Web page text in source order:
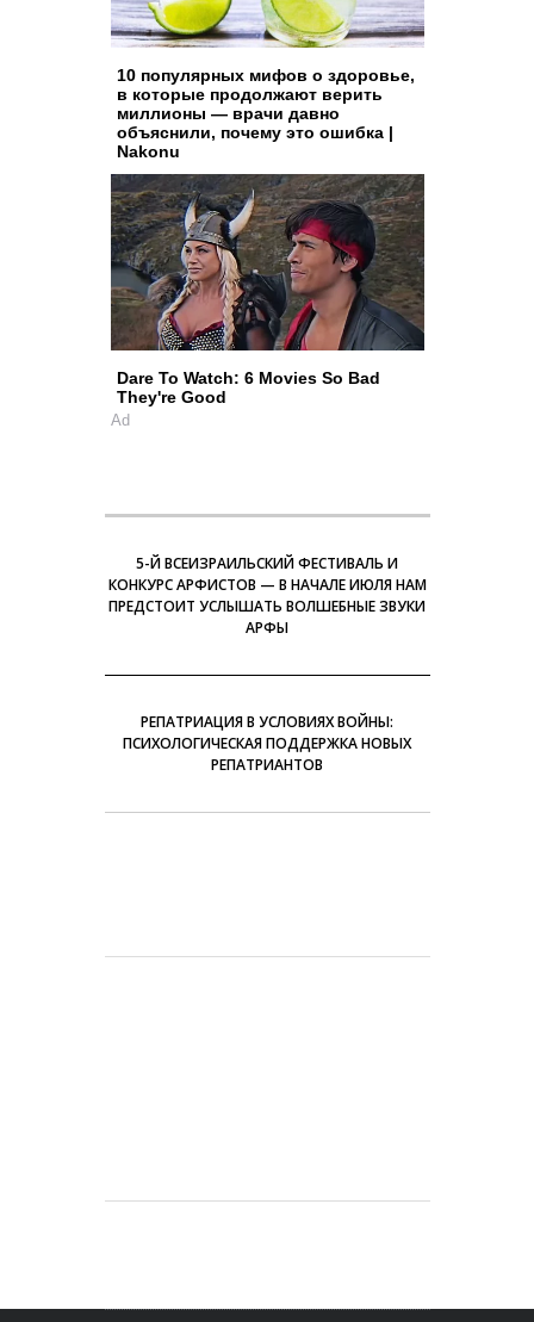
10 популярных мифов о здоровье,
в которые продолжают верить
миллионы — врачи давно
объяснили, почему это ошибка |
Nakonu
Dare To Watch: 6 Movies So Bad
They're Good
Ad
5-Й ВСЕИЗРАИЛЬСКИЙ ФЕСТИВАЛЬ И
КОНКУРС АРФИСТОВ — В НАЧАЛЕ ИЮЛЯ НАМ
ПРЕДСТОИТ УСЛЫШАТЬ ВОЛШЕБНЫЕ ЗВУКИ
АРФЫ
РЕПАТРИАЦИЯ В УСЛОВИЯХ ВОЙНЫ:
ПСИХОЛОГИЧЕСКАЯ ПОДДЕРЖКА НОВЫХ
РЕПАТРИАНТОВ